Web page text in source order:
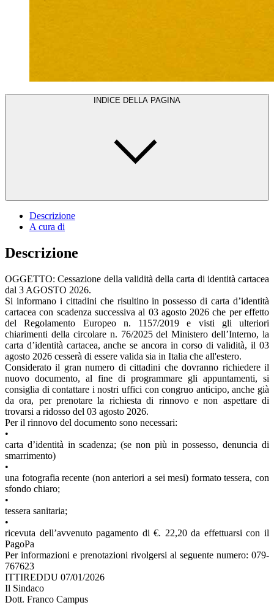
INDICE DELLA PAGINA
Descrizione
A cura di
Descrizione
OGGETTO: Cessazione della validità della carta di identità cartacea
dal 3 AGOSTO 2026.
Si informano i cittadini che risultino in possesso di carta d’identità
cartacea con scadenza successiva al 03 agosto 2026 che per effetto
del Regolamento Europeo n. 1157/2019 e visti gli ulteriori
chiarimenti della circolare n. 76/2025 del Ministero dell’Interno, la
carta d’identità cartacea, anche se ancora in corso di validità, il 03
agosto 2026 cesserà di essere valida sia in Italia che all'estero.
Considerato il gran numero di cittadini che dovranno richiedere il
nuovo documento, al fine di programmare gli appuntamenti, si
consiglia di contattare i nostri uffici con congruo anticipo, anche già
da ora, per prenotare la richiesta di rinnovo e non aspettare di
trovarsi a ridosso del 03 agosto 2026.
Per il rinnovo del documento sono necessari:
•
carta d’identità in scadenza; (se non più in possesso, denuncia di
smarrimento)
•
una fotografia recente (non anteriori a sei mesi) formato tessera, con
sfondo chiaro;
•
tessera sanitaria;
•
ricevuta dell’avvenuto pagamento di €. 22,20 da effettuarsi con il
PagoPa
Per informazioni e prenotazioni rivolgersi al seguente numero: 079-
767623
ITTIREDDU 07/01/2026
Il Sindaco
Dott. Franco Campus